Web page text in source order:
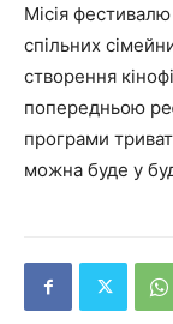
Місія
спільних
створення
попередньою
програми
можна буде у